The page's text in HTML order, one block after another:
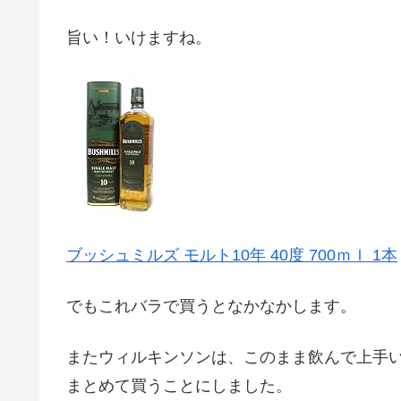
旨い！いけますね。
ブッシュミルズ モルト10年 40度 700ｍｌ 1本
でもこれバラで買うとなかなかします。
またウィルキンソンは、このまま飲んで上手
まとめて買うことにしました。